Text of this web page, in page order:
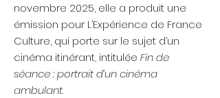
novembre 2025, elle a produit une
émission pour L’Expérience de France
Culture, qui porte sur le sujet d’un
cinéma itinérant, intitulée Fin de
séance : portrait d’un cinéma
ambulant.